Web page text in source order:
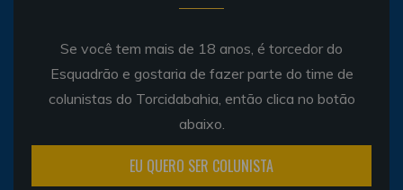
Se você tem mais de 18 anos, é torcedor do
Esquadrão e gostaria de fazer parte do time de
colunistas do Torcidabahia, então clica no botão
abaixo.
EU QUERO SER COLUNISTA